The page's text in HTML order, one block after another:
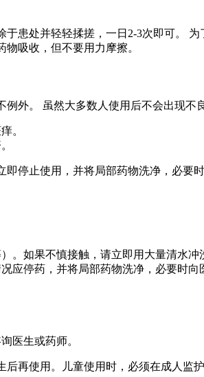
于患处并轻轻揉搓，一日2-3次即可。
吸收，但不要用力摩擦。
外。 虽然大多数人使用后不会出现不
。
停止使用，并将局部药物洗净，必要
。如果不慎接触，请立即用大量清水冲
应停药，并将局部药物洗净，必要时向
医生或药师。
再使用。儿童使用时，必须在成人监护